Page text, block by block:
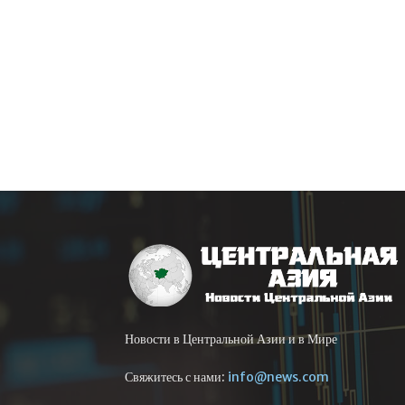
Новости в Центральной Азии и в Мире
Свяжитесь с нами: info@news.com